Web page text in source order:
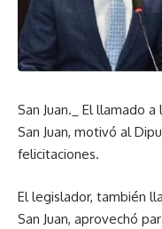
San Juan._ El llamado
San Juan, motivó al
felicitaciones.
El legislador, también
San Juan, aprovechó